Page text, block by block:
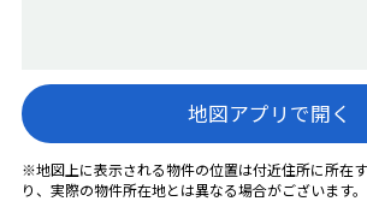
地図アプリで開く
※地図上に表示される物件の位置は付近住所に所在
り、実際の物件所在地とは異なる場合がございます。